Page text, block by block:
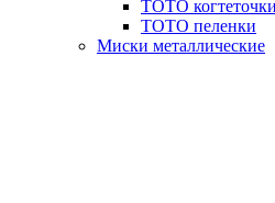
ТОТО
ТОТО пеленки
Миски металлические